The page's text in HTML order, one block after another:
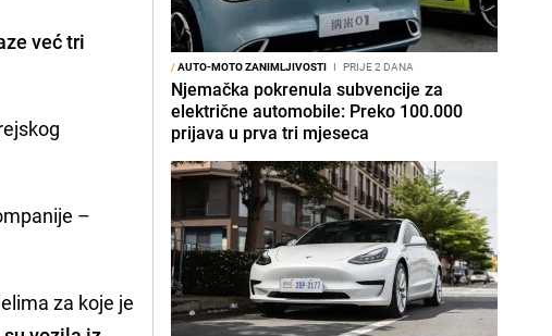
već tri
–
za koje je
/AUTO-MOTO ZANIMLJIVOSTI I PRIJE 2 DANA
Njemačka pokrenula subvencije za
električne automobile: Preko 100.000
prijava u prva tri mjeseca